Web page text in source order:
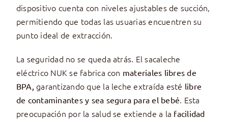
dispositivo cuenta con niveles ajustables de succión,
permitiendo que todas las usuarias encuentren su
punto ideal de extracción.
La seguridad no se queda atrás. El sacaleche
eléctrico NUK se fabrica con materiales libres de
BPA, garantizando que la leche extraída esté libre
de contaminantes y sea segura para el bebé. Esta
preocupación por la salud se extiende a la facilidad